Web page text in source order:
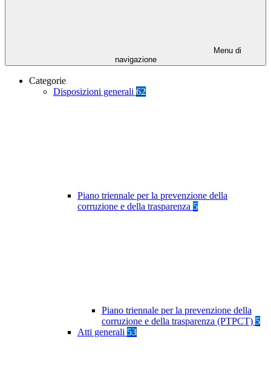
Menu di
navigazione
Categorie
Disposizioni generali 62
Piano triennale per la prevenzione della
corruzione e della trasparenza 5
Piano triennale per la prevenzione della
corruzione e della trasparenza (PTPCT) 5
Atti generali 53